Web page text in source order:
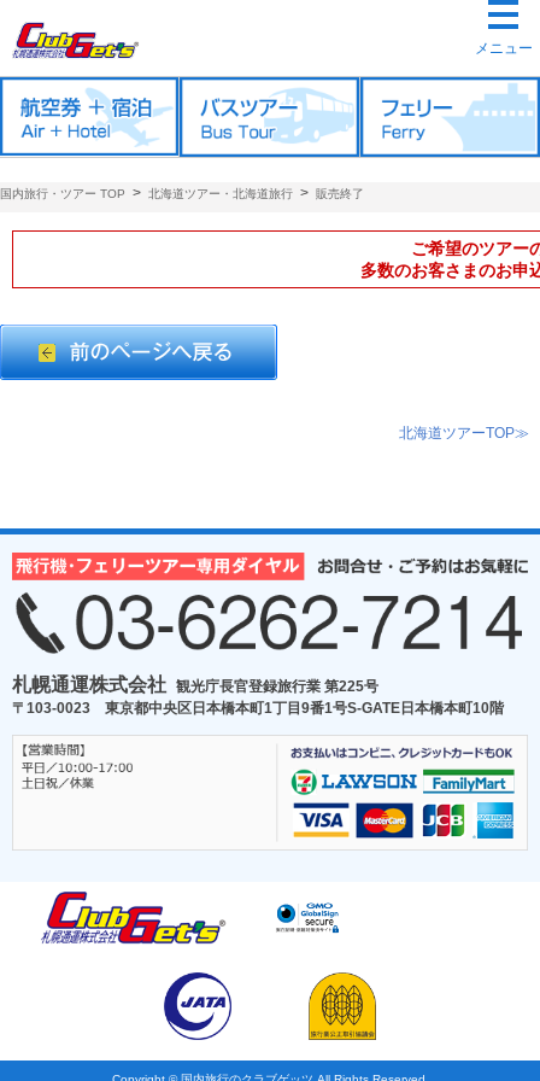
メニュー
国内旅行・ツアー TOP > 北海道ツアー・北海道旅行 > 販売終了
ご希望のツアー
多数のお客さまのお申
北海道ツアーTOP≫
札幌通運株式会社
観光庁長官登録旅行業 第225号
〒103-0023 東京都中央区日本橋本町1丁目9番1号S-GATE日本橋本町10階